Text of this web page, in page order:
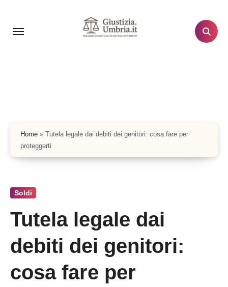
contenuto
Home » Tutela legale dai debiti dei genitori: cosa fare per
proteggerti
Soldi
Tutela legale dai
debiti dei genitori:
cosa fare per